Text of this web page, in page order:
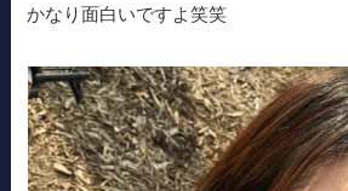
かなり面白いですよ笑笑